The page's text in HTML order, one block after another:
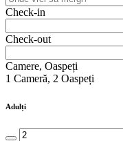
Check-in
Check-out
Camere, Oaspeți
1 Cameră, 2 Oaspeți
Adulți